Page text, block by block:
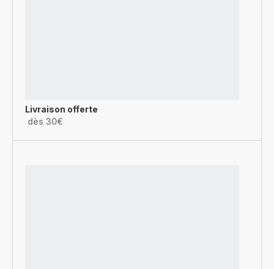
Livraison offerte
dès 30€